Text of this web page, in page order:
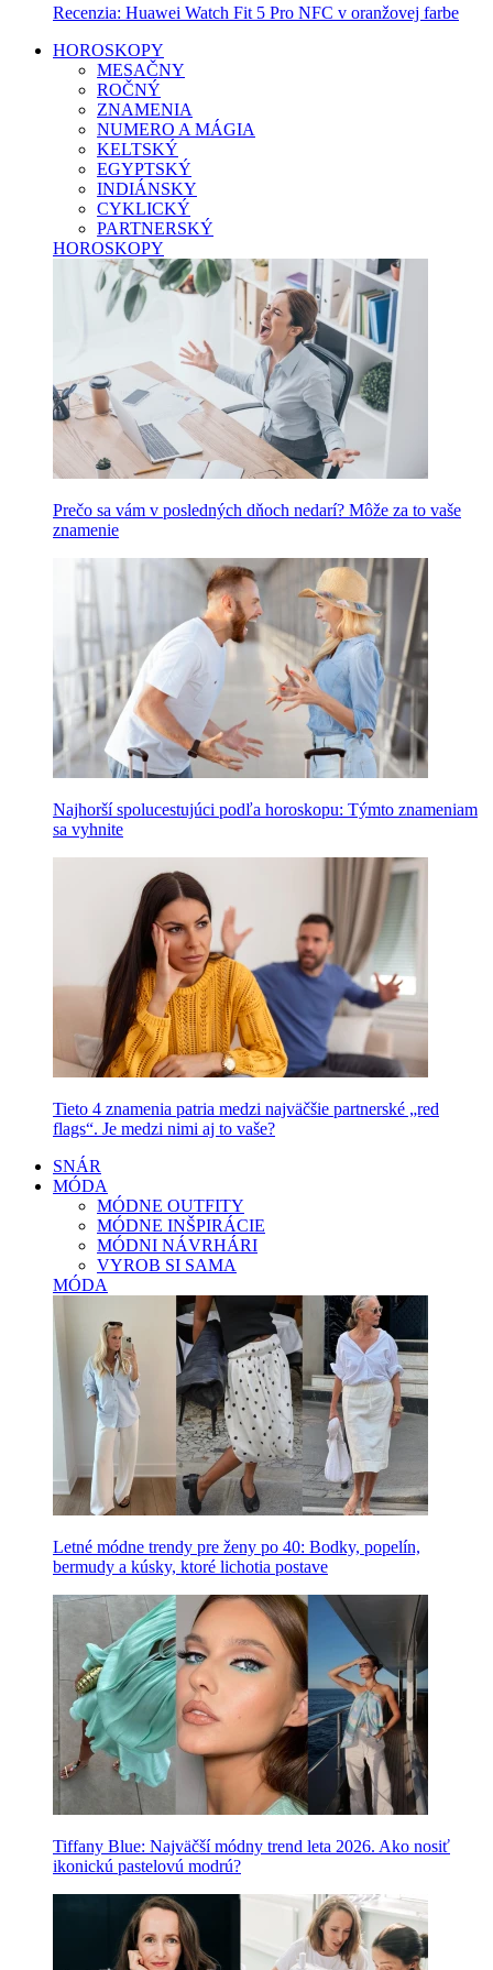
Recenzia: Huawei Watch Fit 5 Pro NFC v oranžovej farbe
HOROSKOPY
MESAČNY
ROČNÝ
ZNAMENIA
NUMERO A MÁGIA
KELTSKÝ
EGYPTSKÝ
INDIÁNSKY
CYKLICKÝ
PARTNERSKÝ
HOROSKOPY
Prečo sa vám v posledných dňoch nedarí? Môže za to vaše
znamenie
Najhorší spolucestujúci podľa horoskopu: Týmto znameniam
sa vyhnite
Tieto 4 znamenia patria medzi najväčšie partnerské „red
flags“. Je medzi nimi aj to vaše?
SNÁR
MÓDA
MÓDNE OUTFITY
MÓDNE INŠPIRÁCIE
MÓDNI NÁVRHÁRI
VYROB SI SAMA
MÓDA
Letné módne trendy pre ženy po 40: Bodky, popelín,
bermudy a kúsky, ktoré lichotia postave
Tiffany Blue: Najväčší módny trend leta 2026. Ako nosiť
ikonickú pastelovú modrú?